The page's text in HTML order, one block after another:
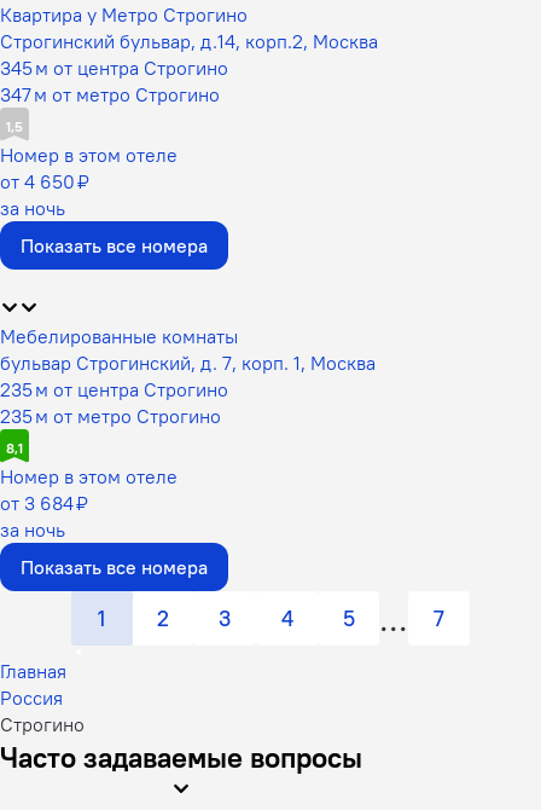
Квартира у Метро Строгино
Строгинский бульвар, д.14, корп.2, Москва
345 м от центра Строгино
347 м от метро Строгино
1,5
Номер в этом отеле
от 4 650 ₽
за ночь
Показать все номера
Мебелированные комнаты
бульвар Строгинский, д. 7, корп. 1, Москва
235 м от центра Строгино
235 м от метро Строгино
8,1
Номер в этом отеле
от 3 684 ₽
за ночь
Показать все номера
1 2 3 4 5 7
Главная
Россия
Строгино
Часто задаваемые вопросы